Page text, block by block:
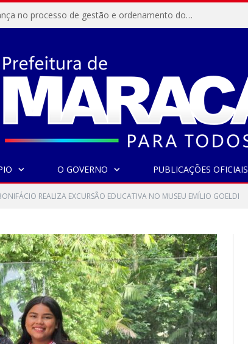
Resex Maracanã avança no processo de gestão e ordenamento do turismo em nossas áreas protegidas.
O GOVERNO PUBLICAÇÕES OFICIAIS
REALIZA EXCURSÃO EDUCATIVA NO MUSEU EMÍLIO GOELDI